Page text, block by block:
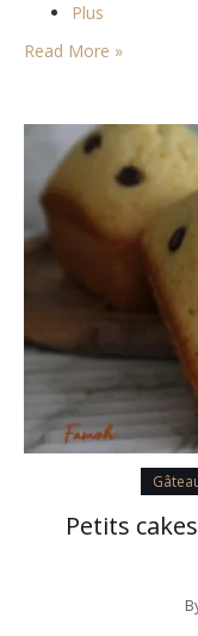
Plus
Read More »
Petits